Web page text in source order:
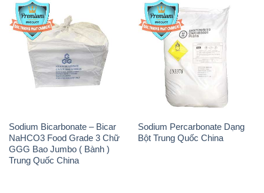
Sodium Bicarbonate – Bicar
NaHCO3 Food Grade 3 Chữ
GGG Bao Jumbo ( Bành )
Trung Quốc China
Sodium Percarbonate Dạng
Bột Trung Quốc China